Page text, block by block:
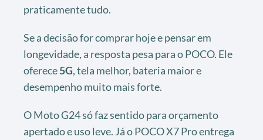
praticamente tudo.
Se a decisão for comprar hoje e pensar em
longevidade, a resposta pesa para o POCO. Ele
oferece5G, tela melhor, bateria maior e
desempenho muito mais forte.
O Moto G24 só faz sentido para orçamento
apertado e uso leve. Já o POCO X7 Pro entrega